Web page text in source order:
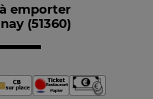
emporter
(51360)